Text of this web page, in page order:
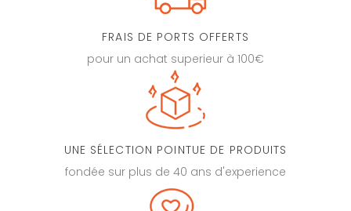
FRAIS DE PORTS OFFERTS
pour un achat superieur à 100€
UNE SÉLECTION POINTUE DE PRODUITS
fondée sur plus de 40 ans d'experience